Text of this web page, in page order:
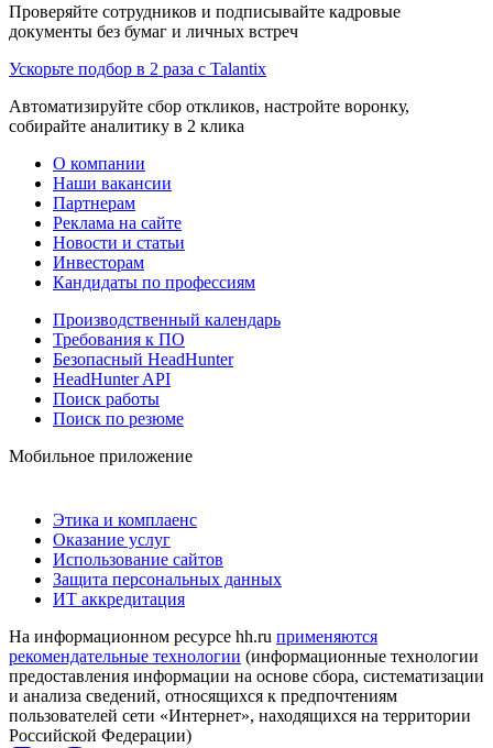
Проверяйте сотрудников и подписывайте кадровые
документы без бумаг и личных встреч
Ускорьте подбор в 2 раза с Talantix
Автоматизируйте сбор откликов, настройте воронку,
собирайте аналитику в 2 клика
О компании
Наши вакансии
Партнерам
Реклама на сайте
Новости и статьи
Инвесторам
Кандидаты по профессиям
Производственный календарь
Требования к ПО
Безопасный HeadHunter
HeadHunter API
Поиск работы
Поиск по резюме
Мобильное приложение
Этика и комплаенс
Оказание услуг
Использование сайтов
Защита персональных данных
ИТ аккредитация
На информационном ресурсе hh.ru применяются
рекомендательные технологии (информационные технологии
предоставления информации на основе сбора, систематизации
и анализа сведений, относящихся к предпочтениям
пользователей сети «Интернет», находящихся на территории
Российской Федерации)